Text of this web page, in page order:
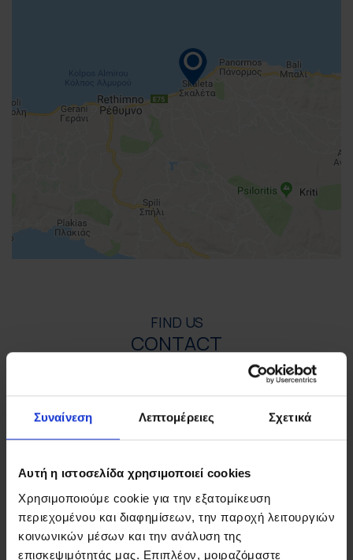
Συναίνεση Λεπτομέρειες Σχετικά
Αυτή η ιστοσελίδα χρησιμοποιεί cookies
Χρησιμοποιούμε cookie για την εξατομίκευση
περιεχομένου και διαφημίσεων, την παροχή λειτουργιών
κοινωνικών μέσων και την ανάλυση της
επισκεψιμότητάς μας. Επιπλέον, μοιραζόμαστε
FIND US
CONTACT
ΣΤΟΙΧΕΙΑ ΕΠΙΚΟΙΝΩΝΙΑΣ
Τηλ:+30 2831306500
Email:royalres@aegeanstar.com
ΜΗ.ΤΕ 1401K015A0120700